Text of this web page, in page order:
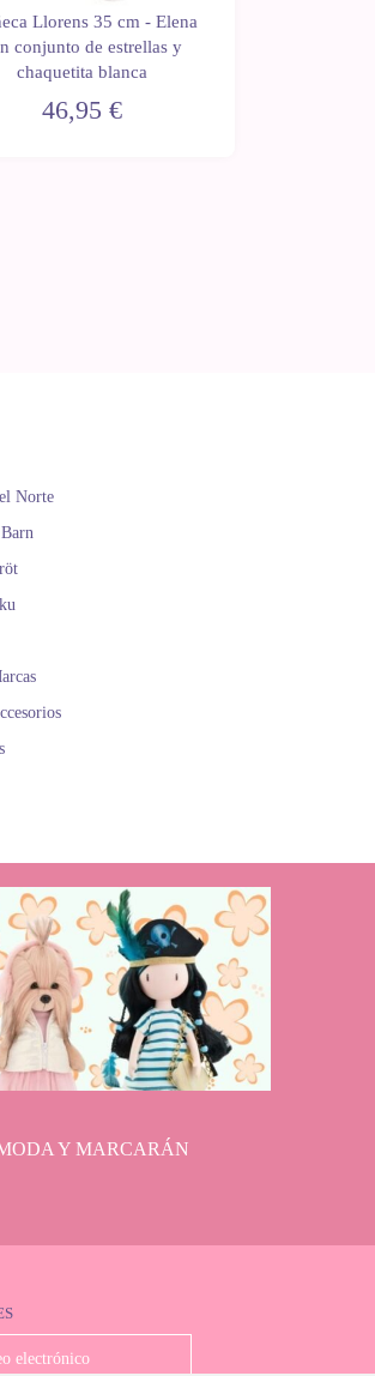
Llorens 35 cm - Elena
conjunto de estrellas y
chaquetita blanca
46,95 €
Norte
Y MARCARÁN